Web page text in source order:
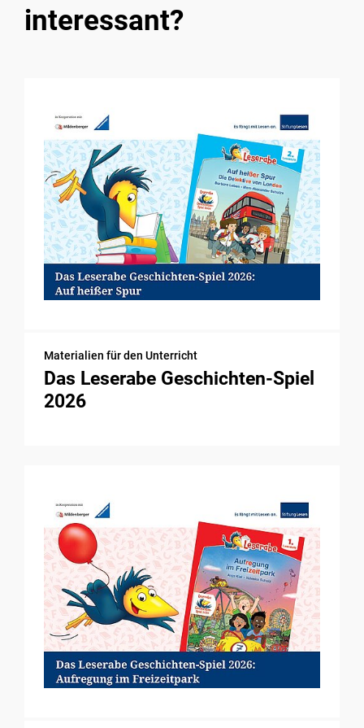
interessant?
Materialien für den Unterricht
Das Leserabe Geschichten-Spiel
2026